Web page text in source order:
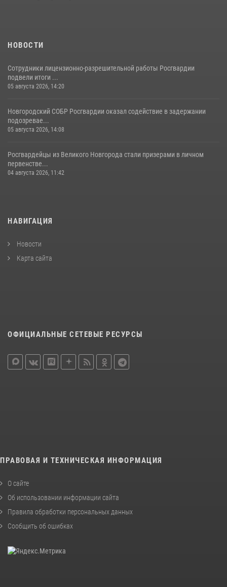
НОВОСТИ
Сотрудники лицензионно-разрешительной работы Росгвардии
подвели итоги ...
05 августа 2026, 14:20
Новгородский СОБР Росгвардии оказал содействие в задержании
подозревае...
05 августа 2026, 14:08
Росгвардейцы из Великого Новгорода стали призерами в личном
первенстве...
04 августа 2026, 11:42
НАВИГАЦИЯ
Новости
Карта сайта
ОФИЦИАЛЬНЫЕ СЕТЕВЫЕ РЕСУРСЫ
ПРАВОВАЯ И ТЕХНИЧЕСКАЯ ИНФОРМАЦИЯ
О сайте
Об использовании информации сайта
Правила обработки персональных данных
Сообщить об ошибках